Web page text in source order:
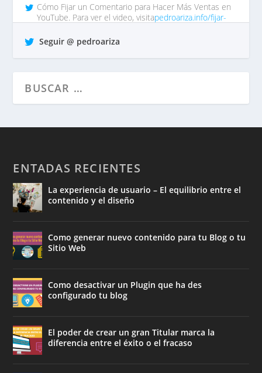
Cómo Fijar un Comentario para Hacer Más Ventas en
YouTube. Para ver el video, visitapedroariza.info/fijar-
hace 7 años •Responder•
Seguir @ pedroariza
ENTADAS RECIENTES
La experiencia de usuario – El equilibrio entre el
contenido y el diseño
Como generar nuevo contenido para tu Blog o tu
Sitio Web
Como desactivar un Plugin que ha des
configurado tu blog
El poder de crear un gran Titular marca la
diferencia entre el éxito o el fracaso